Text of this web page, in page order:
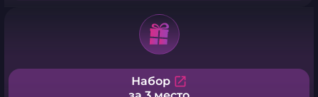
Набор open_in_new